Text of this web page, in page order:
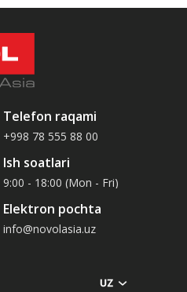
Telefon raqami
+998 78 555 88 00
Ish soatlari
9:00 - 18:00 (Mon - Fri)
Elektron pochta
info@novolasia.uz